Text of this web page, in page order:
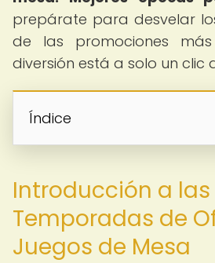
prepárate para desvelar
de las promociones más
diversión está a solo un clic
Índice
Introducción a las
Temporadas de
Juegos de Mesa